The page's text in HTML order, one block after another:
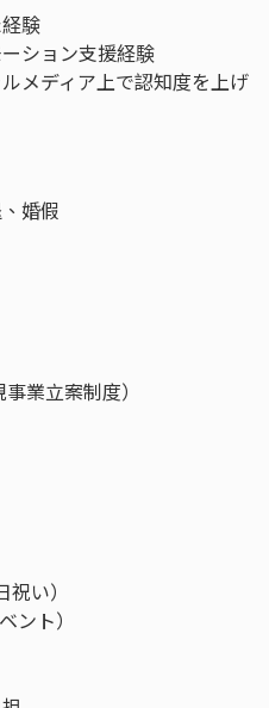
験
ション支援経験
メディア上で認知度を上げ
婚假
業立案制度）
い）
ント）